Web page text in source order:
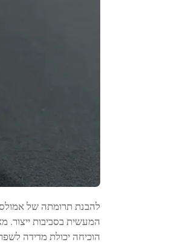
להבנת תרומתה של
המעשית בסביבות ייצור.
הוכיחה יכולת מדידה